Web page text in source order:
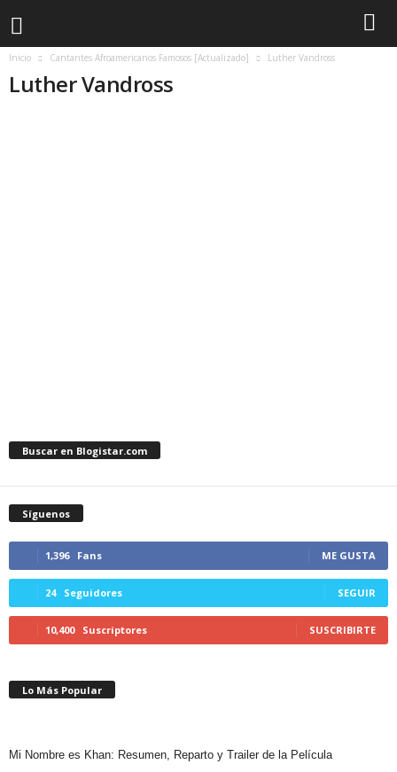
Inicio Cantantes Afroamericanos Famosos [Actualizado] Luther Vandross
Luther Vandross
Buscar en Blogistar.com
Síguenos
1,396 Fans ME GUSTA
24 Seguidores SEGUIR
10,400 Suscriptores SUSCRIBIRTE
Lo Más Popular
Mi Nombre es Khan: Resumen, Reparto y Trailer de la Película